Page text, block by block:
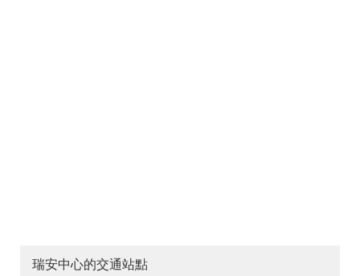
瑞安中心的交通站點